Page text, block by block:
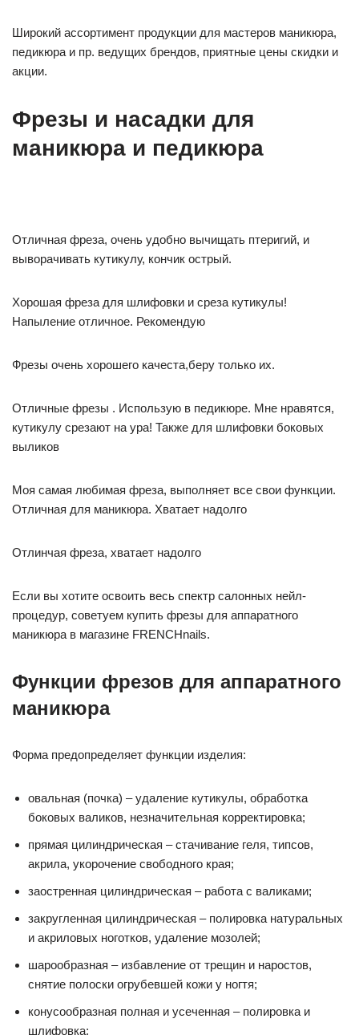
Широкий ассортимент продукции для мастеров маникюра,
педикюра и пр. ведущих брендов, приятные цены скидки и
акции.
Фрезы и насадки для
маникюра и педикюра
Отличная фреза, очень удобно вычищать птеригий, и
выворачивать кутикулу, кончик острый.
Хорошая фреза для шлифовки и среза кутикулы!
Напыление отличное. Рекомендую
Фрезы очень хорошего качеста,беру только их.
Отличные фрезы . Использую в педикюре. Мне нравятся,
кутикулу срезают на ура! Также для шлифовки боковых
выликов
Моя самая любимая фреза, выполняет все свои функции.
Отличная для маникюра. Хватает надолго
Отлинчая фреза, хватает надолго
Если вы хотите освоить весь спектр салонных нейл-
процедур, советуем купить фрезы для аппаратного
маникюра в магазине FRENCHnails.
Функции фрезов для аппаратного
маникюра
Форма предопределяет функции изделия:
овальная (почка) – удаление кутикулы, обработка
боковых валиков, незначительная корректировка;
прямая цилиндрическая – стачивание геля, типсов,
акрила, укорочение свободного края;
заостренная цилиндрическая – работа с валиками;
закругленная цилиндрическая – полировка натуральных
и акриловых ноготков, удаление мозолей;
шарообразная – избавление от трещин и наростов,
снятие полоски огрубевшей кожи у ногтя;
конусообразная полная и усеченная – полировка и
шлифовка;